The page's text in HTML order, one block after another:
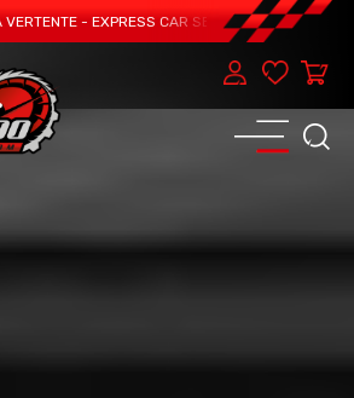
- EXPRESS CAR SERVICE, MANUTENÇÃO